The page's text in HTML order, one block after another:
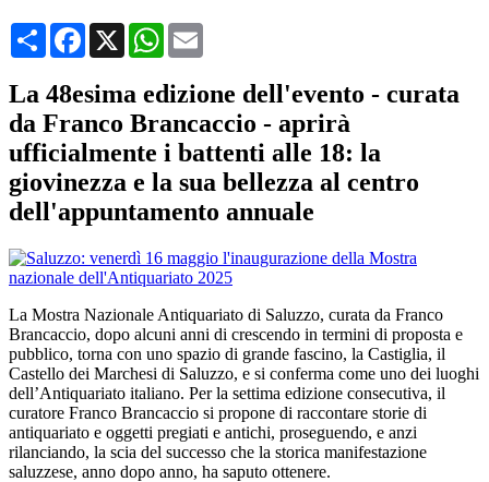
CondividiFacebook
X WhatsApp
La 48esima edizione dell'evento - curata
da Franco Brancaccio - aprirà
ufficialmente i battenti alle 18: la
giovinezza e la sua bellezza al centro
dell'appuntamento annuale
La Mostra Nazionale Antiquariato di Saluzzo, curata da Franco
Brancaccio, dopo alcuni anni di crescendo in termini di proposta e
pubblico, torna con uno spazio di grande fascino, la Castiglia, il
Castello dei Marchesi di Saluzzo, e si conferma come uno dei luoghi
dell’Antiquariato italiano. Per la settima edizione consecutiva, il
curatore Franco Brancaccio si propone di raccontare storie di
antiquariato e oggetti pregiati e antichi, proseguendo, e anzi
rilanciando, la scia del successo che la storica manifestazione
saluzzese, anno dopo anno, ha saputo ottenere.